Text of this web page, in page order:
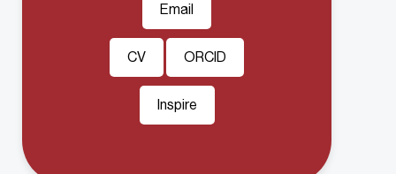
Email
CV ORCID
Inspire